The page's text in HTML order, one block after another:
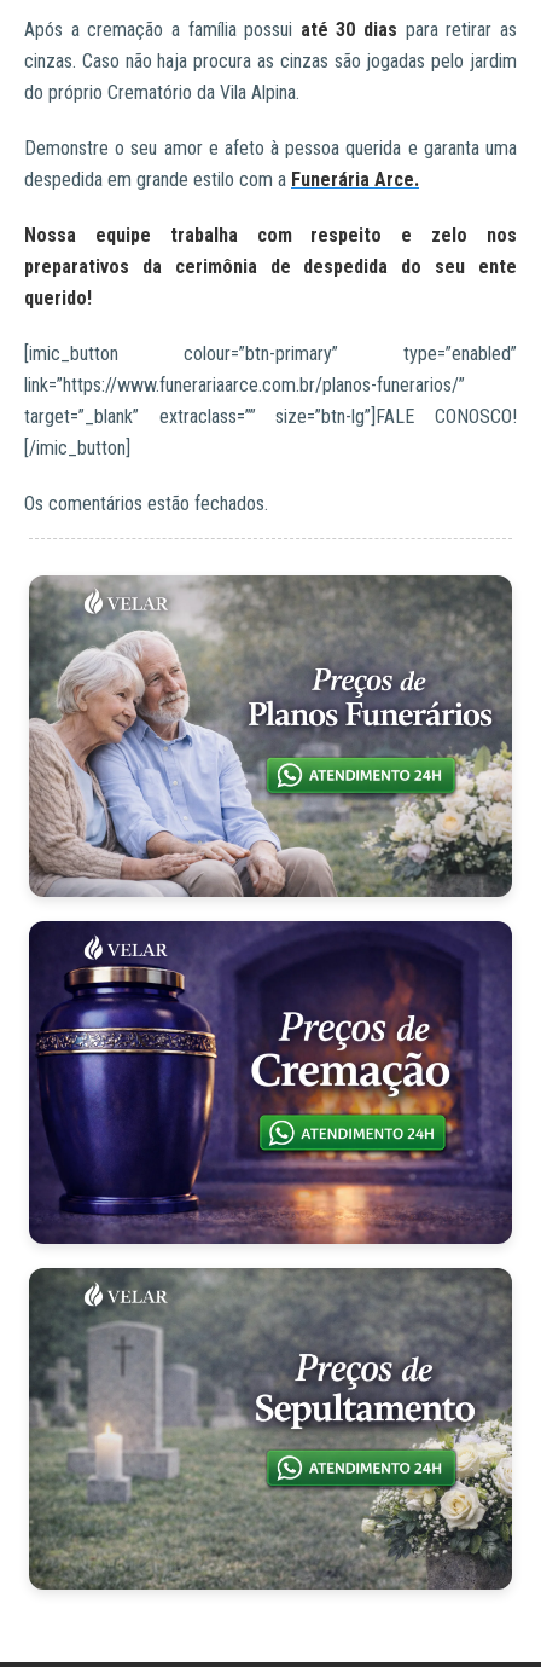
Após a cremação a família possui até 30 dias para retirar as
cinzas. Caso não haja procura as cinzas são jogadas pelo jardim
do próprio Crematório da Vila Alpina.
Demonstre o seu amor e afeto à pessoa querida e garanta uma
despedida em grande estilo com a Funerária Arce.
Nossa equipe trabalha com respeito e zelo nos
preparativos da cerimônia de despedida do seu ente
querido!
[imic_button colour=”btn-primary” type=”enabled”
link=”https://www.funerariaarce.com.br/planos-funerarios/”
target=”_blank” extraclass=”” size=”btn-lg”]FALE CONOSCO!
[/imic_button]
Os comentários estão fechados.